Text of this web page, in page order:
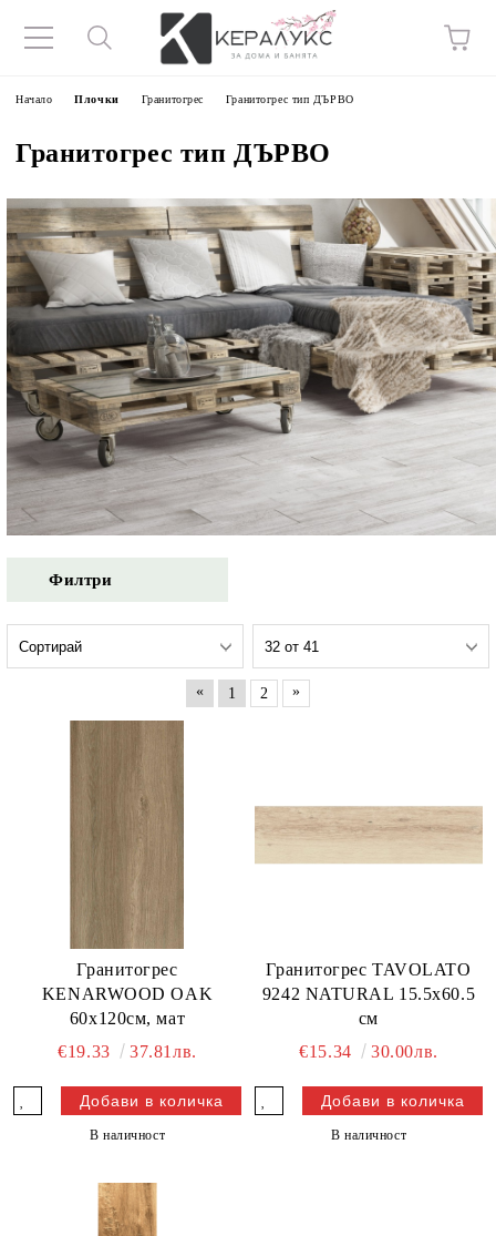
Начало Плочки Гранитогрес Гранитогрес тип ДЪРВО
Гранитогрес тип ДЪРВО
Филтри
« 1 2 »
Гранитогрес
KENARWOOD OAK
60х120см, мат
€19.33
37.81лв.
В наличност
Гранитогрес TAVOLATO
9242 NATURAL 15.5x60.5
см
€15.34
30.00лв.
В наличност